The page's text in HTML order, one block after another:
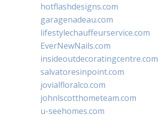
hotflashdesigns.com
garagenadeau.com
lifestylechauffeurservice.com
EverNewNails.com
insideoutdecoratingcentre.com
salvatoresinpoint.com
jovialfloralco.com
johnlscotthometeam.com
u-seehomes.com